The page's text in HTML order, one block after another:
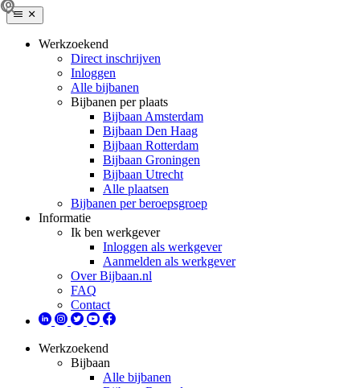
Werkzoekend
Direct inschrijven
Inloggen
Alle bijbanen
Bijbanen per plaats
Bijbaan Amsterdam
Bijbaan Den Haag
Bijbaan Rotterdam
Bijbaan Groningen
Bijbaan Utrecht
Alle plaatsen
Bijbanen per beroepsgroep
Informatie
Ik ben werkgever
Inloggen als werkgever
Aanmelden als werkgever
Over Bijbaan.nl
FAQ
Contact
Werkzoekend
Bijbaan
Alle bijbanen